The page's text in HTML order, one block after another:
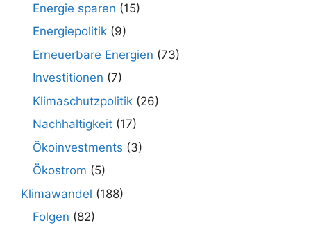
Energie sparen (15)
Energiepolitik (9)
Erneuerbare Energien (73)
Investitionen (7)
Klimaschutzpolitik (26)
Nachhaltigkeit (17)
Ökoinvestments (3)
Ökostrom (5)
Klimawandel (188)
Folgen (82)